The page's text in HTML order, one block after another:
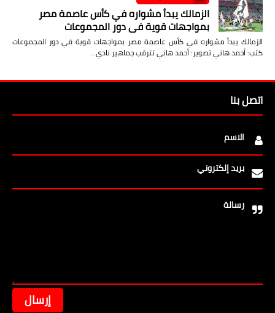
الزمالك يبدأ مشواره في كأس عاصمة مصر
بمواجهات قوية في دور المجموعات
الزمالك يبدأ مشواره في كأس عاصمة مصر بمواجهات قوية في دور المجموعات
كتب: أحمد هاني تصوير: أحمد هاني تترقب جماهير نادي…
اتصل بنا
الاسم
بريد إلكتروني
رسالة